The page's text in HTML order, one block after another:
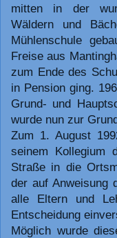
mitten in der
Wäldern und
Mühlenschule
Freise aus
zum Ende des
in Pension ging.
Grund- und
wurde nun zur
Zum 1. August
seinem Kollegium
Straße in die
der auf Anweisung
alle Eltern und
Entscheidung
Möglich wurde